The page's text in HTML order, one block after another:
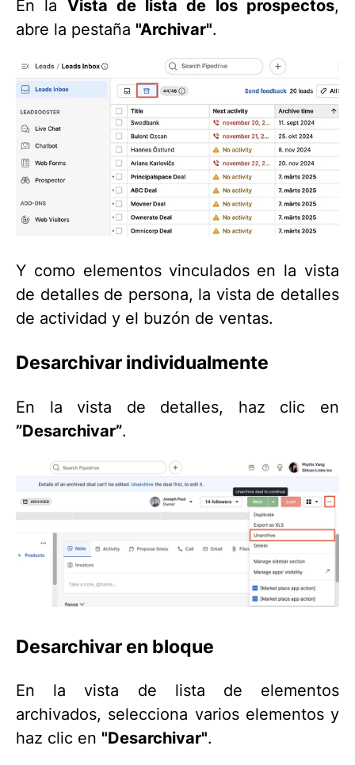
En la Vista de lista de los prospectos,
abre la pestaña "Archivar".
Y como elementos vinculados en la vista
de detalles de persona, la vista de detalles
de actividad y el buzón de ventas.
Desarchivar individualmente
En la vista de detalles, haz clic en
”Desarchivar”.
Desarchivar en bloque
En la vista de lista de elementos
archivados, selecciona varios elementos y
haz clic en "Desarchivar".